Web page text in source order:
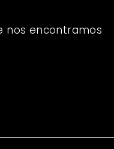
nos encontramos